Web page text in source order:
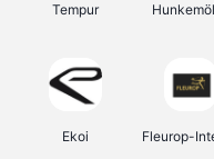
Tempur
Ekoi